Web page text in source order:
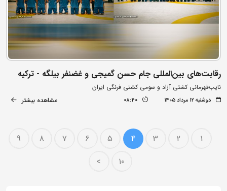
رقابت‌های بین‌المللی جام حسن گمیجی و غضنفر بیلگه - ترکیه
نایب‌قهرمانی کشتی آزاد و سومی کشتی فرنگی ایران
دوشنبه ۱۲ مرداد ۱۴۰۵ 08:40 مشاهده بیشتر
1
2
3
4
5
6
7
8
9
10
>